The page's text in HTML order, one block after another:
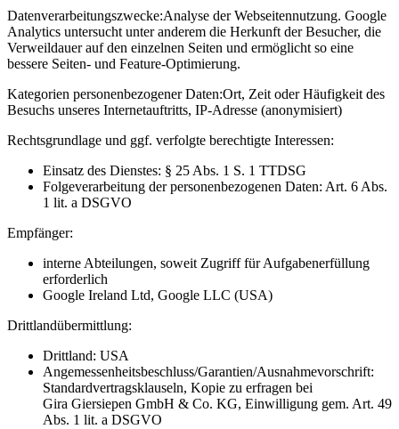
Datenverarbeitungszwecke:Analyse der Webseitennutzung. Google
Analytics untersucht unter anderem die Herkunft der Besucher, die
Verweildauer auf den einzelnen Seiten und ermöglicht so eine
bessere Seiten- und Feature-Optimierung.
Kategorien personenbezogener Daten:Ort, Zeit oder Häufigkeit des
Besuchs unseres Internetauftritts, IP-Adresse (anonymisiert)
Rechtsgrundlage und ggf. verfolgte berechtigte Interessen:
Einsatz des Dienstes: § 25 Abs. 1 S. 1 TTDSG
Folgeverarbeitung der personenbezogenen Daten: Art. 6 Abs.
1 lit. a DSGVO
Empfänger:
interne Abteilungen, soweit Zugriff für Aufgabenerfüllung
erforderlich
Google Ireland Ltd, Google LLC (USA)
Drittlandübermittlung:
Drittland: USA
Angemessenheitsbeschluss/Garantien/Ausnahmevorschrift:
Standardvertragsklauseln, Kopie zu erfragen bei
Gira Giersiepen GmbH & Co. KG, Einwilligung gem. Art. 49
Abs. 1 lit. a DSGVO